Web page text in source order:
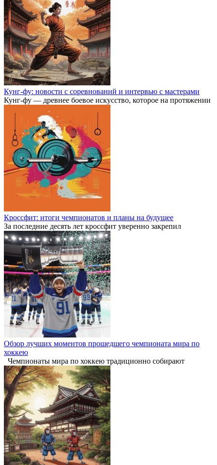
Кунг-фу: новости с соревнований и интервью с мастерами
Кунг-фу — древнее боевое искусство, которое на протяжении
Кроссфит: итоги чемпионатов и планы на будущее
За последние десять лет кроссфит уверенно закрепил
Обзор лучших моментов прошедшего чемпионата мира по
хоккею
Чемпионаты мира по хоккею традиционно собирают